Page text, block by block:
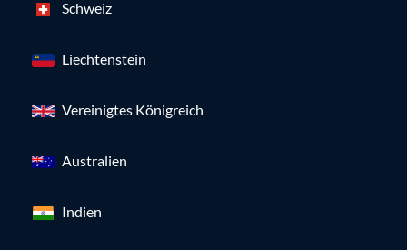
Schweiz
Liechtenstein
Vereinigtes Königreich
Australien
Indien